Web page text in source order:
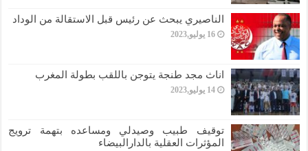
الناصيري يبحث عن رئيس قبل الاستقالة من الوداد
16 يوليو,2023
اناث مجد طنجة يتوجن باللقب بطولة المغرب
14 يوليو,2023
توقيف طبيب وصيدلي ومساعده بتهمة ترويج
المؤثرات العقلية بالدارالبيضاء